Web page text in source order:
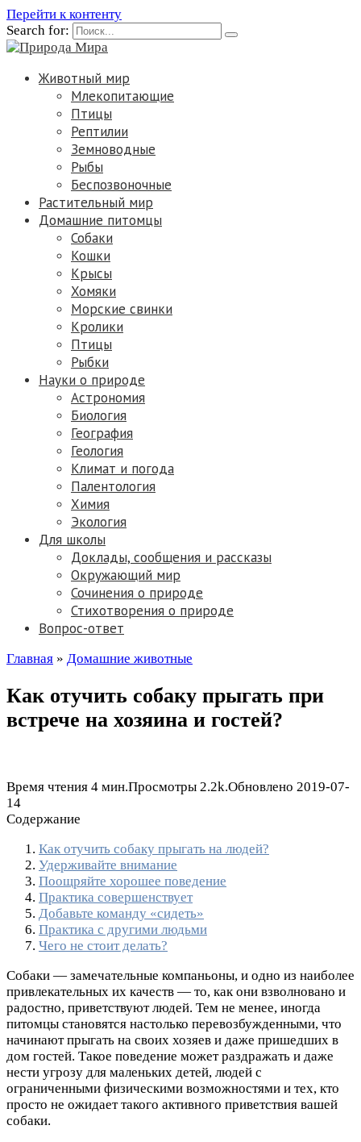
Перейти к контенту
Search for:
Животный мир
Млекопитающие
Птицы
Рептилии
Земноводные
Рыбы
Беспозвоночные
Растительный мир
Домашние питомцы
Собаки
Кошки
Крысы
Хомяки
Морские свинки
Кролики
Птицы
Рыбки
Науки о природе
Астрономия
Биология
География
Геология
Климат и погода
Палентология
Химия
Экология
Для школы
Доклады, сообщения и рассказы
Окружающий мир
Сочинения о природе
Стихотворения о природе
Вопрос-ответ
Главная » Домашние животные
Как отучить собаку прыгать при
встрече на хозяина и гостей?
Время чтения 4 мин.Просмотры 2.2k.Обновлено 2019-07-
14
Содержание
Как отучить собаку прыгать на людей?
Удерживайте внимание
Поощряйте хорошее поведение
Практика совершенствует
Добавьте команду «сидеть»
Практика с другими людьми
Чего не стоит делать?
Собаки — замечательные компаньоны, и одно из наиболее
привлекательных их качеств — то, как они взволновано и
радостно, приветствуют людей. Тем не менее, иногда
питомцы становятся настолько перевозбужденными, что
начинают прыгать на своих хозяев и даже пришедших в
дом гостей. Такое поведение может раздражать и даже
нести угрозу для маленьких детей, людей с
ограниченными физическими возможностями и тех, кто
просто не ожидает такого активного приветствия вашей
собаки.